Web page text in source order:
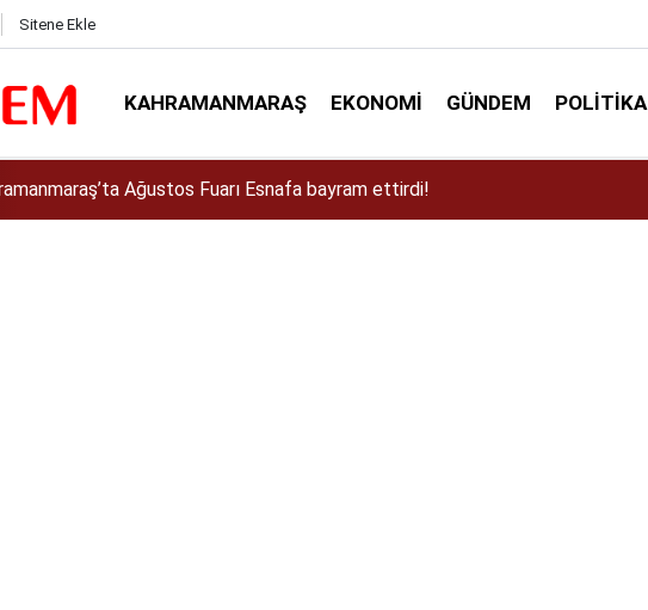
Sitene Ekle
KAHRAMANMARAŞ EKONOMI GÜNDEM POLITIKA
Dulkadiroğlu Kırsalına 45 Milyonluk Yol Yatırımı!